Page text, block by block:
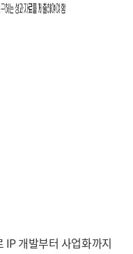
IP 개발부터 사업화까지